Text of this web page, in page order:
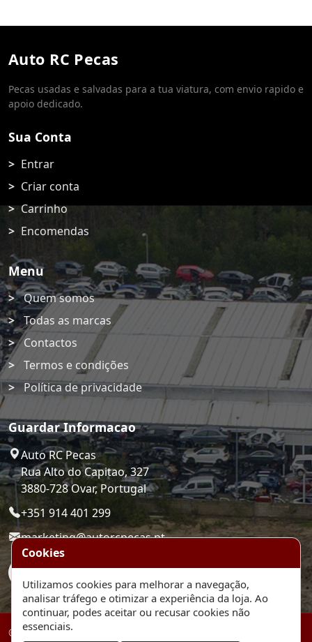
Auto RC Pecas
Pecas usadas e salvadas para a tua viatura, com envio rapido e
apoio dedicado.
Sua Conta
Entrar
Criar conta
Carrinho
Encomendas
Menu
Quem somos
Todas as marcas
Contactos
Termos e condições
Política de privacidade
Guardar Informacao
Auto RC Pecas
Rua Alto do Capitao, 327
3880-728 Ovar, Portugal
+351 914 401 299
marketing@autorcpecas.pt
© 2026 Auto RC Pecas. Plataforma de comercio eletronico.
Cookies
Utilizamos cookies para melhorar a navegação,
analisar tráfego e otimizar a experiência da loja. Ao
continuar, podes aceitar ou recusar cookies não
essenciais.